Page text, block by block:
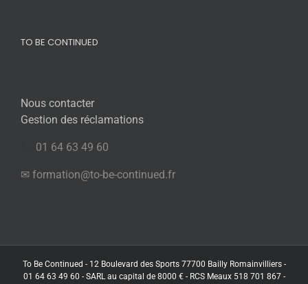
TO BE CONTINUED
Nous contacter
Gestion des réclamations
01 64 63 49 60
✉ formation@to-be-continued.fr
To Be Continued - 12 Boulevard des Sports 77700 Bailly Romainvilliers -
01 64 63 49 60 - SARL au capital de 8000 € - RCS Meaux 518 701 867 -